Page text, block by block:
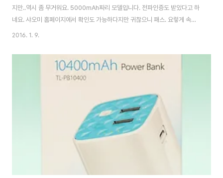
지만..역시 좀 무거워요. 5000mAh짜리 모델입니다. 전파인증도 받았다고 하
네요. 샤오미 홈페이지에서 확인도 가능하다지만 귀찮으니 패스. 요렇게 속박
스가 하나 있구요. 요런 구성품들이 들어 있습니다. 뭐 평범하죠. ^^ 확실히 얇
정도.많이 큰건 아닌데 생각보단 컸다(길다?).. 는 정도? 얼떨결에 하나가 생겨
잘 사용하고 있는 10400mAh짜리와 비교하면 두께 차이가 ㅎㄷㄷ 요즘
10000mAh짜리 신형도 크기 괜찮더라구요. 근데 들고 다니다 딱 필요할때 한
2016. 1. 9.